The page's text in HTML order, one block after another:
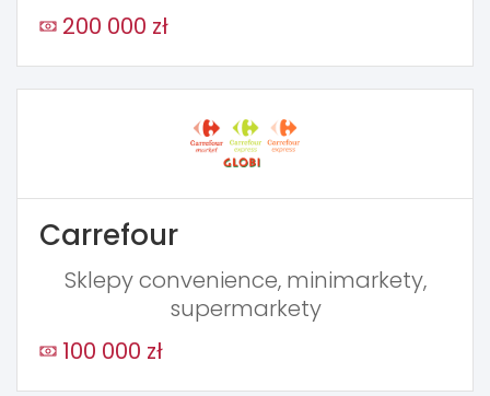
200 000 zł
Carrefour
Sklepy convenience, minimarkety,
supermarkety
100 000 zł